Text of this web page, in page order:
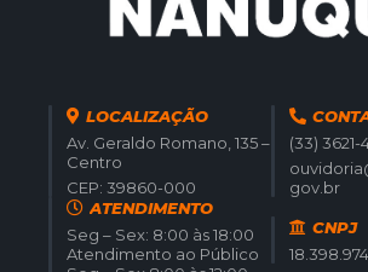
LOCALIZAÇÃO
Av. Geraldo Romano, 135 –
Centro
CEP: 39860-000
(33) 3621-
gov.br
ATENDIMENTO
Seg – Sex: 8:00 às 18:00
Atendimento ao Público
CNPJ